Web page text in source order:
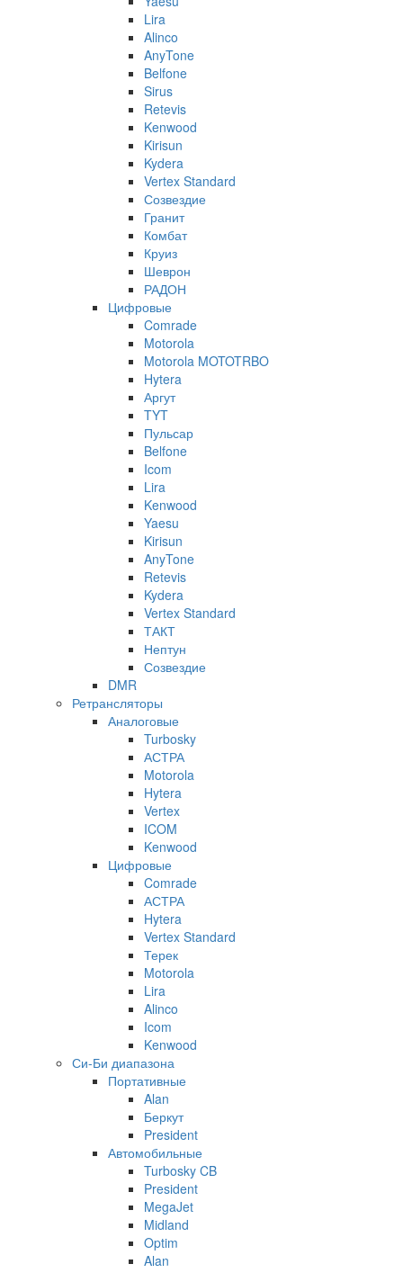
Lira
Alinco
AnyTone
Belfone
Sirus
Retevis
Kenwood
Kirisun
Kydera
Vertex Standard
Созвездие
Гранит
Комбат
Круиз
Шеврон
РАДОН
Цифровые
Comrade
Motorola
Motorola MOTOTRBO
Hytera
Аргут
TYT
Пульсар
Belfone
Icom
Lira
Kenwood
Yaesu
Kirisun
AnyTone
Retevis
Kydera
Vertex Standard
ТАКТ
Нептун
Созвездие
DMR
Ретрансляторы
Аналоговые
Turbosky
АСТРА
Motorola
Hytera
Vertex
ICOM
Kenwood
Цифровые
Comrade
АСТРА
Hytera
Vertex Standard
Терек
Motorola
Lira
Alinco
Icom
Kenwood
Си-Би диапазона
Портативные
Alan
Беркут
President
Автомобильные
Turbosky CB
President
MegaJet
Midland
Optim
Alan